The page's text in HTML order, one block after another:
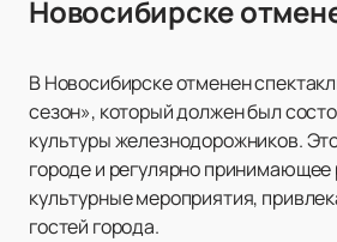
Новосибирске
В Новосибирске отменен
сезон», который должен был
культуры железнодорожников.
городе и регулярно
культурные мероприятия,
гостей города.